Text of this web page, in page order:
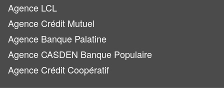
Agence LCL
Agence Crédit Mutuel
Agence Banque Palatine
Agence CASDEN Banque Populaire
Agence Crédit Coopératif